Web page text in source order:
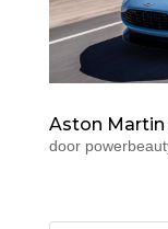
Aston Martin
door